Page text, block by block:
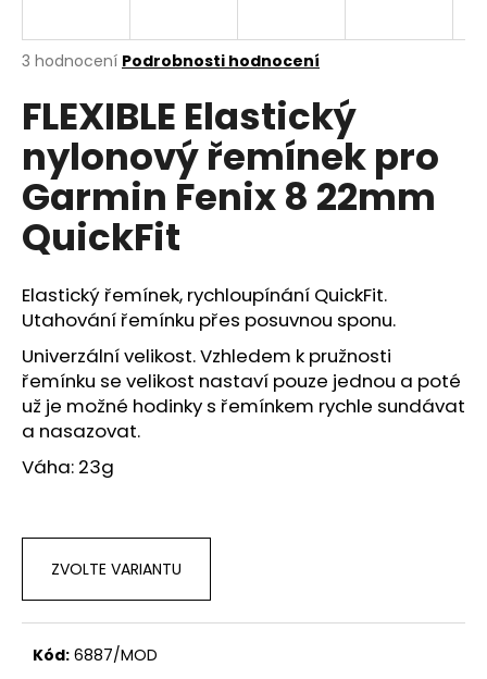
Průměrné
produktu
je
5
hvězdiček.
3 hodnocení Podrobnosti hodnocení
FLEXIBLE Elastický
nylonový řemínek pro
Garmin Fenix 8 22mm
QuickFit
Elastický řemínek, rychloupínání QuickFit.
Utahování řemínku přes posuvnou sponu.
Univerzální velikost. Vzhledem k pružnosti
řemínku se velikost nastaví pouze jednou a poté
už je možné hodinky s řemínkem rychle sundávat
a nasazovat.
Váha: 23g
ZVOLTE VARIANTU
Kód: 6887/MOD
j
t
?
D
o
p
o
r
u
j
e